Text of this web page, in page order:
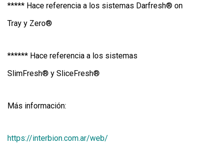
***** Hace referencia a los sistemas Darfresh® on
Tray y Zero®
****** Hace referencia a los sistemas
SlimFresh® y SliceFresh®
Más información:
https://interbion.com.ar/web/